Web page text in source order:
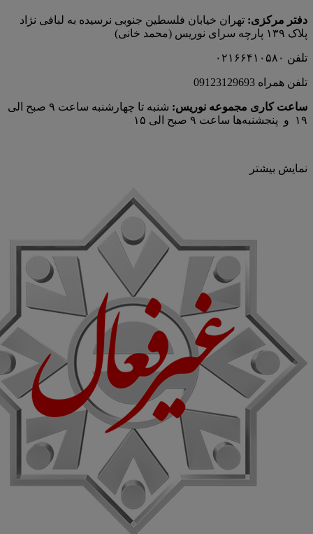
دفتر مرکزی: تهران خیابان فلسطین جنوبی نرسیده به لبافی نژاد
پلاک ۱۳۹ پارچه‌ سرای نوريس (محمد خانی)
تلفن ۰۲۱۶۶۴۱۰۵۸۰
تلفن همراه 09123129693
ساعت کاری مجموعه نوریس:
شنبه تا چهارشنبه ساعت ۹ صبح الی
۱۹ و پنجشنبه‌ها ساعت ۹ صبح الی ۱۵
نمایش بیشتر